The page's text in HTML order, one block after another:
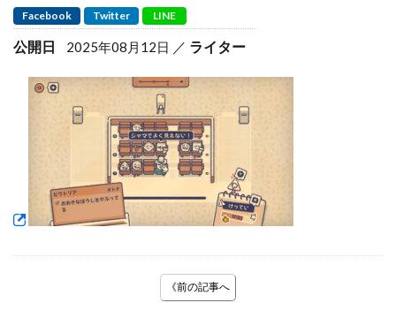
Facebook Twitter LINE
公開日 2025年08月12日 ライター
《前の記事へ